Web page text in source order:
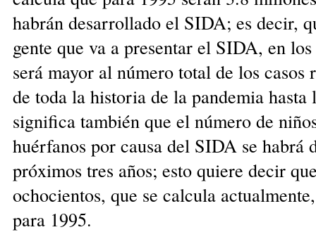
habrán desarrollado el SIDA; es decir,
gente que va a presentar el SIDA, en
será mayor al número total de los casos
de toda la historia de la pandemia hasta
significa también que el número de
huérfanos por causa del SIDA se habrá
próximos tres años; esto quiere decir
ochocientos, que se calcula
para 1995.